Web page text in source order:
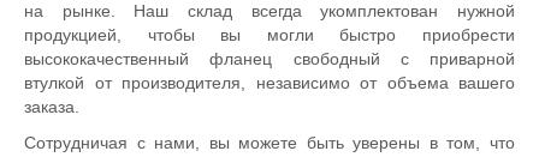
на рынке. Наш склад всегда укомплектован нужной
продукцией, чтобы вы могли быстро приобрести
высококачественный фланец свободный с приварной
втулкой от производителя, независимо от объема вашего
заказа.
Сотрудничая с нами, вы можете быть уверены в том, что